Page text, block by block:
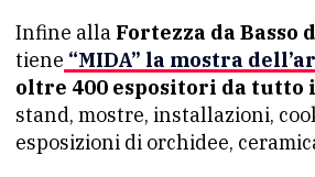
Infine alla Fortezza da Basso
tiene “MIDA” la mostra
oltre 400 espositori da tutto
stand, mostre, installazioni,
esposizioni di orchidee,